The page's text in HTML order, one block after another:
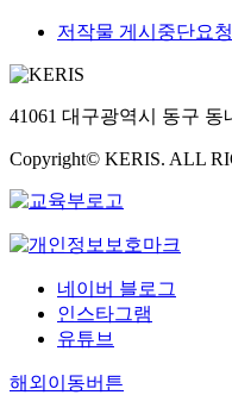
저작물 게시중단요청
41061 대구광역시 동구 동
Copyright© KERIS. ALL
네이버 블로그
인스타그램
유튜브
해외이동버튼